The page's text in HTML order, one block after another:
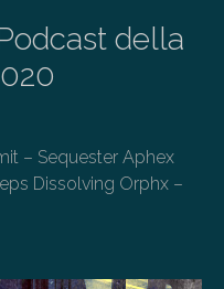
della
– Sequester Aphex
Dissolving Orphx –